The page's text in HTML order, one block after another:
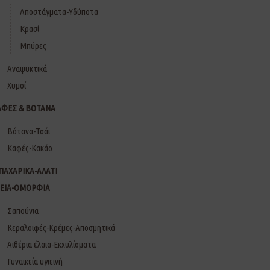
Αποστάγματα-Υδύποτα
Κρασί
Μπύρες
Αναψυκτικά
Χυμοί
& ΒΟΤΑΝΑ
Βότανα-Τσάι
Καφές-Κακάο
ΑΛΑΤΙ
ΟΜΟΡΦΙΑ
Σαπούνια
Κεραλοιφές-Κρέμες-Αποσμητικά
Αιθέρια έλαια-Εκχυλίσματα
Γυναικεία υγιεινή